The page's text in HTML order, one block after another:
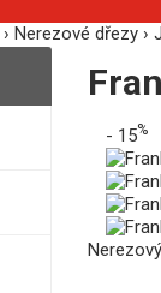
› Nerezové dřezy ›
- 15%